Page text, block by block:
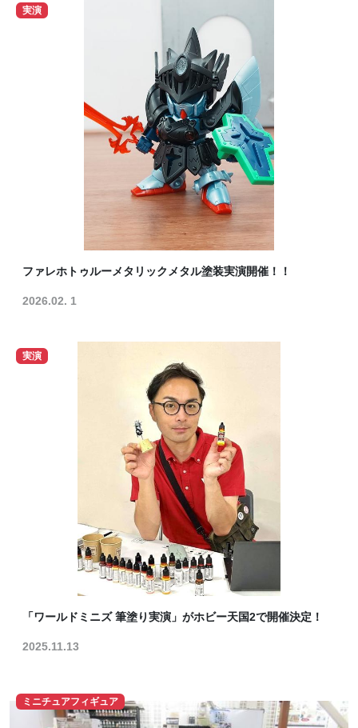
実演
ファレホトゥルーメタリックメタル塗装実演開催！！
2026.02. 1
実演
「ワールドミニズ 筆塗り実演」がホビー天国2で開催決定！
2025.11.13
ミニチュアフィギュア